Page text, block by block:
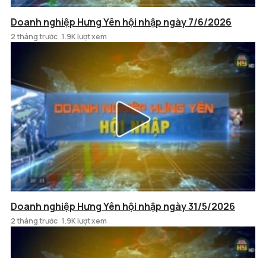
Doanh nghiệp Hưng Yên hội nhập ngày 7/6/2026
2 tháng trước 1.9K lượt xem
Doanh nghiệp Hưng Yên hội nhập ngày 31/5/2026
2 tháng trước 1.9K lượt xem